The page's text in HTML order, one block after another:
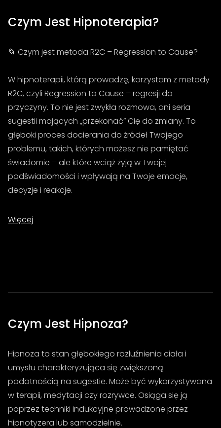
Czym Jest Hipnoterapia?
🌀 Czym jest metoda R2C – Regression to Cause?
W hipnoterapii, którą prowadzę, korzystam z metody
R2C, czyli Regression to Cause – regresji do
przyczyny. To nie jest zwykła rozmowa, ani seria
sugestii mających „przekonać” Cię do zmiany. To
głęboki proces docierania do źródeł Twojego
problemu, takich, których możesz nie pamiętać
świadomie – ale które wciąż żyją w Twojej
podświadomości i wpływają na Twoje emocje,
decyzje i reakcje.
Więcej
Czym Jest Hipnoza?
Hipnoza to stan głębokiego rozluźnienia ciała i
umysłu charakteryzująca się zwiększoną
podatnością na sugestie. Może być wykorzystywana
w terapii, medytacji czy rozrywce. Osiąga się ją
poprzez techniki indukcyjne prowadzone przez
hipnotyzera lub samodzielnie.